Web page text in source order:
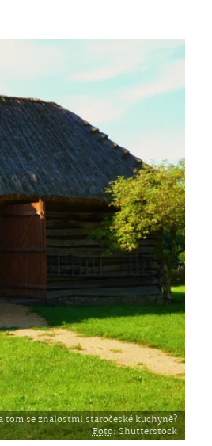
tom se znalostmi staročeské kuchyně?
Foto: Shutterstock